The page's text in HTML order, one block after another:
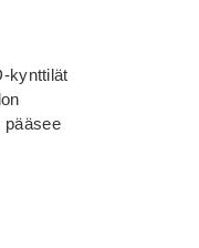
kynttilät
pääsee